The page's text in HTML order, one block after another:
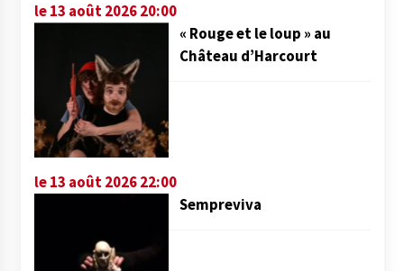
le 13 août 2026 20:00
« Rouge et le loup » au
Château d’Harcourt
le 13 août 2026 22:00
Sempreviva